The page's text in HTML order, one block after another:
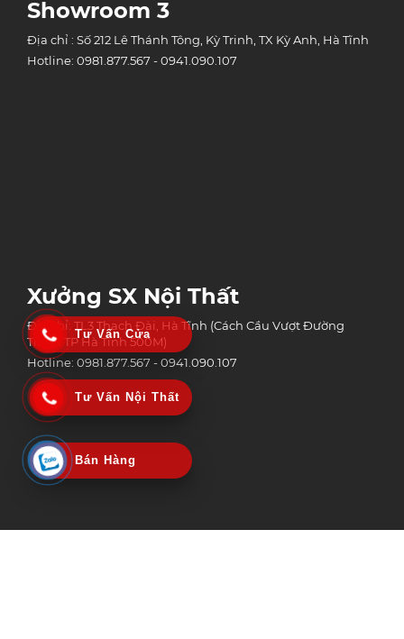
Showroom 3
Địa chỉ : Số 212 Lê Thánh Tông, Kỳ Trinh, TX Kỳ Anh, Hà Tĩnh
Hotline: 0981.877.567 - 0941.090.107
Xưởng SX Nội Thất
Địa chỉ: TL3 Thạch Đài, Hà Tĩnh (Cách Cầu Vượt Đường
Tránh TP Hà Tĩnh 500M)
Hotline: 0981.877.567 - 0941.090.107
Tư Vấn Cửa
Tư Vấn Nội Thất
Bán Hàng